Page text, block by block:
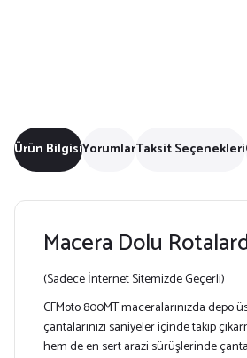
Ürün BilgisiYorumlarTaksit Seçenekleri
Macera Dolu
(Sadece İnternet Sitemizde Geçerli)
CFMoto 800MT maceralarınızda depo
çantalarınızı saniyeler içinde takıp
hem de en sert arazi sürüşlerinde